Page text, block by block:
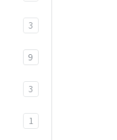
3
9
3
1